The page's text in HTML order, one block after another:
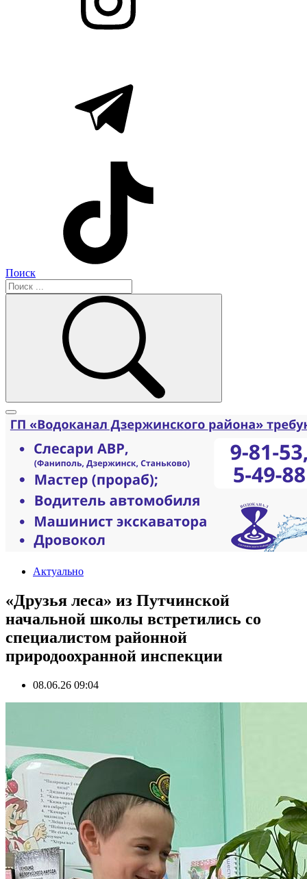
Поиск
Актуально
«Друзья леса» из Путчинской
начальной школы встретились со
специалистом районной
природоохранной инспекции
08.06.26 09:04